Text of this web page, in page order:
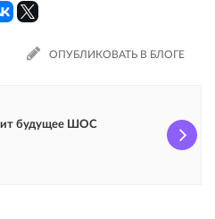
ОПУБЛИКОВАТЬ В БЛОГЕ
будущее ШОС